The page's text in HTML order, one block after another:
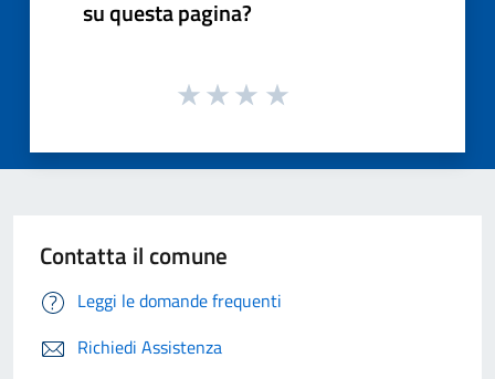
su questa pagina?
Contatta il comune
Leggi le domande frequenti
Richiedi Assistenza